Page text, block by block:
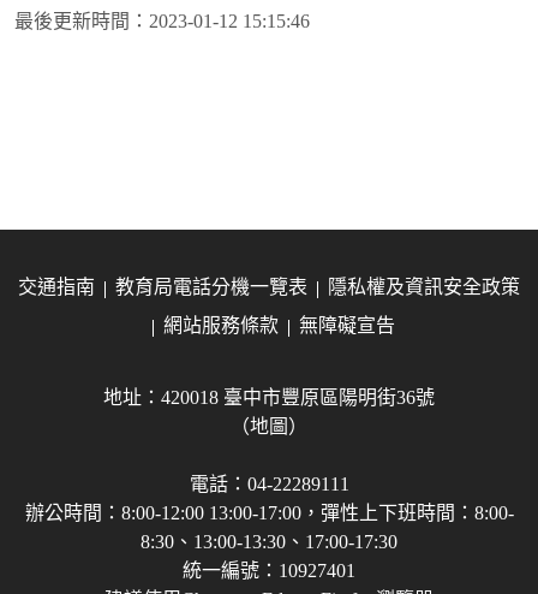
最後更新時間： 2023-01-12 15:15:46
交通指南 教育局電話分機一覽表
隱私權及資訊安全政策
網站服務條款
無障礙宣告
地址：420018 臺中市豐原區陽明街36號
（地圖）
電話：04-22289111
辦公時間：8:00-12:00 13:00-17:00，彈性上下班時間：8:00-
8:30、13:00-13:30、17:00-17:30
統一編號：10927401